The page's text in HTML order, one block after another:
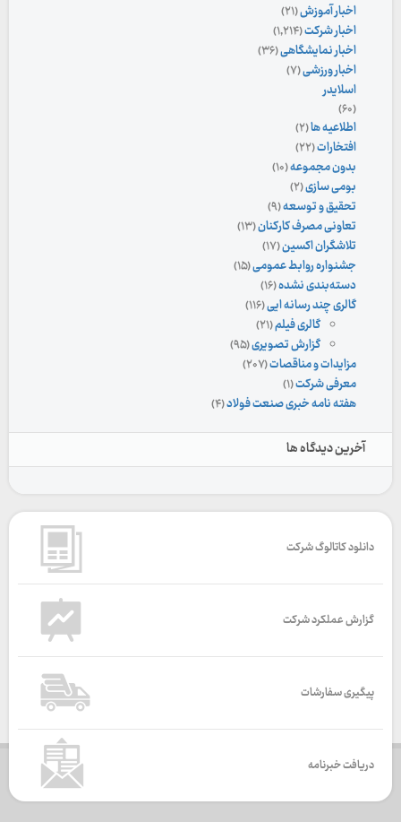
اخبار آموزش(۲۱)
اخبار شرکت(۱,۲۱۴)
اخبار نمایشگاهی(۳۶)
اخبار ورزشی(۷)
اسلایدر
(۶۰)
اطلاعیه ها(۲)
افتخارات(۲۲)
بدون مجموعه(۱۰)
بومی سازی(۲)
تحقیق و توسعه(۹)
تعاونی مصرف کارکنان(۱۳)
تلاشگران اکسین(۱۷)
جشنواره روابط عمومی(۱۵)
دسته‌بندی نشده(۱۶)
گالری چند رسانه ایی(۱۱۶)
گالری فیلم(۲۱)
گزارش تصویری(۹۵)
مزایدات و مناقصات(۲۰۷)
معرفی شرکت(۱)
هفته نامه خبری صنعت فولاد(۴)
آخرین دیدگاه ها
دانلود کاتالوگ شرکت
گزارش عملکرد شرکت
پیگیری سفارشات
دریافت خبرنامه